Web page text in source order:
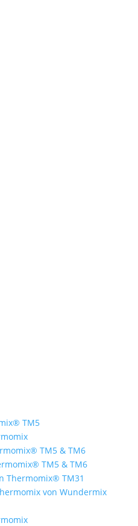
TM5
TM5 & TM6
TM5 & TM6
Thermomix® TM31
von Wundermix